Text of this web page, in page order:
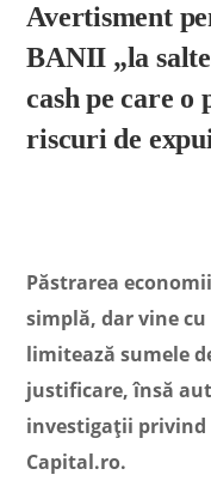
Avertisment
BANII „la
cash pe care o
riscuri de
Păstrarea
simplă, dar vine
limitează sumele
justificare, însă
investigații privind
Capital.ro.